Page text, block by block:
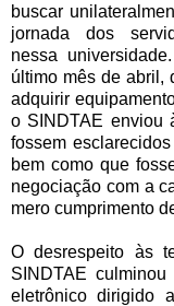
buscar
jornada dos
nessa
último mês de abril,
adquirir
o SINDTAE enviou
fossem
bem como que
negociação com a
mero cumprimento
O desrespeito às
SINDTAE
eletrônico dirigido